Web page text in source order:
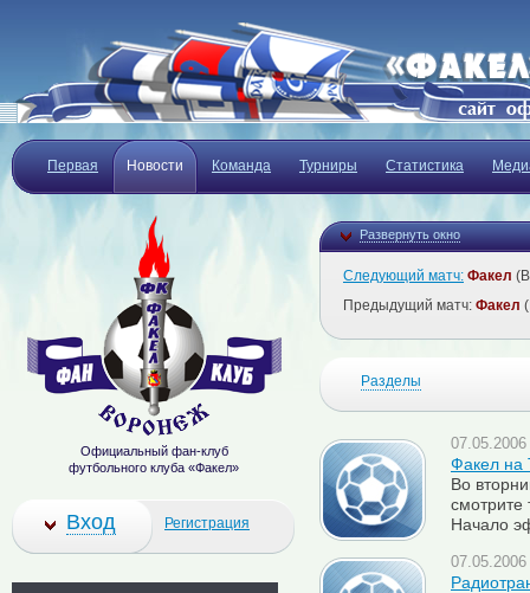
Первая Новости Команда Турниры Статистика
Развернуть окно
Следующий матч: Факел
Предыдущий матч: Факел
Разделы
Факел на
Во
Начало
Официальный фан-клуб
футбольного клуба «Факел»
Вход Регистрация